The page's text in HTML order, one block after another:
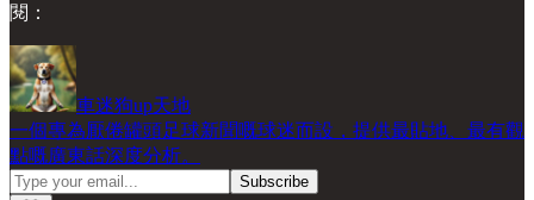
閱：
車迷狗up天地
一個專為厭倦罐頭足球新聞嘅球迷而設，提供最貼地、最有觀
點嘅廣東話深度分析。